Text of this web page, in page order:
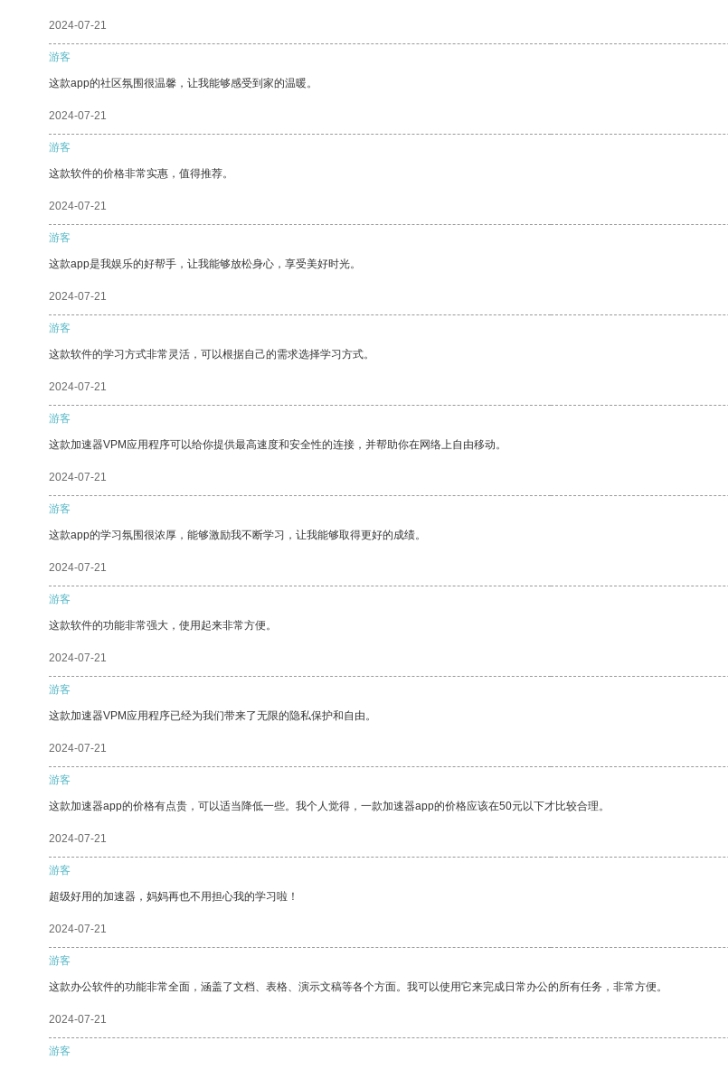
2024-07-21
游客
这款app的社区氛围很温馨，让我能够感受到家的温暖。
2024-07-21
游客
这款软件的价格非常实惠，值得推荐。
2024-07-21
游客
这款app是我娱乐的好帮手，让我能够放松身心，享受美好时光。
2024-07-21
游客
这款软件的学习方式非常灵活，可以根据自己的需求选择学习方式。
2024-07-21
游客
这款加速器VPM应用程序可以给你提供最高速度和安全性的连接，并帮助你在网络上自由移动。
2024-07-21
游客
这款app的学习氛围很浓厚，能够激励我不断学习，让我能够取得更好的成绩。
2024-07-21
游客
这款软件的功能非常强大，使用起来非常方便。
2024-07-21
游客
这款加速器VPM应用程序已经为我们带来了无限的隐私保护和自由。
2024-07-21
游客
这款加速器app的价格有点贵，可以适当降低一些。我个人觉得，一款加速器app的价格应该在50元以下才比较合理。
2024-07-21
游客
超级好用的加速器，妈妈再也不用担心我的学习啦！
2024-07-21
游客
这款办公软件的功能非常全面，涵盖了文档、表格、演示文稿等各个方面。我可以使用它来完成日常办公的所有任务，非常方便。
2024-07-21
游客